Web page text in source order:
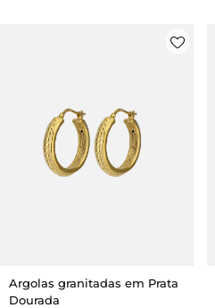
Argolas granitadas em Prata
Dourada